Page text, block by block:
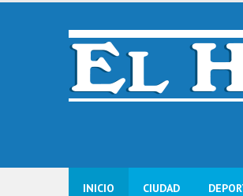
Skip
INICIO CIUDAD